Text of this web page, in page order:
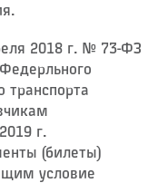
2018 г. № 73-ФЗ
транспорта
г.
(билеты)
условие